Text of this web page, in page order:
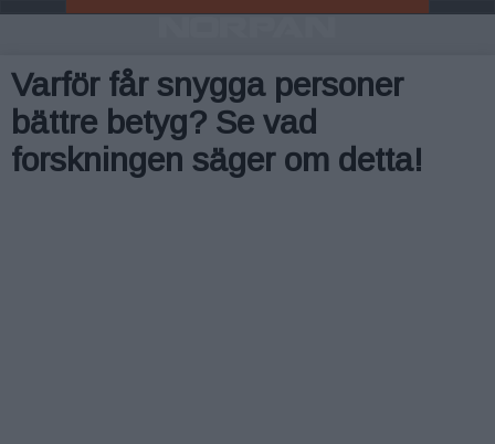
Varför får snygga personer
bättre betyg? Se vad
forskningen säger om detta!